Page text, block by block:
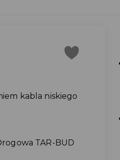
kabla niskiego
TAR-BUD